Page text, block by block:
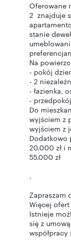
Oferowane
2 znajduje
stanie
Na
- pokój
- 2
- łazienka,
-
Do
wyjściem z
wyjściem z
Dodatkowo
20.000 zł i
55.000 zł
.
Zapraszam
Więcej
Istnieje
się z